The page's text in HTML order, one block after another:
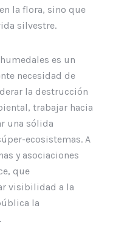
la flora, sino que
silvestre.
es un
necesidad de
la destrucción
trabajar hacia
una sólida
ecosistemas. A
y asociaciones
que
visibilidad a la
la